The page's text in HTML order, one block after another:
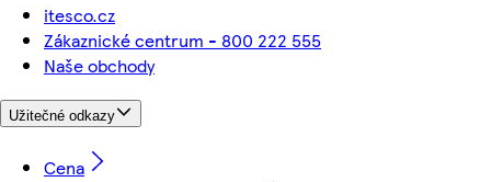
itesco.cz
Zákaznické centrum - 800 222 555
Naše obchody
Užitečné odkazy
Cena